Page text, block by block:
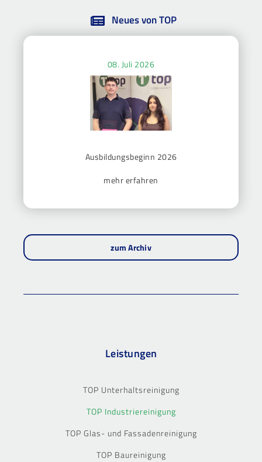
Neues von TOP
08. Juli 2026
Ausbildungsbeginn 2026
mehr erfahren
zum Archiv
Leistungen
TOP Unterhaltsreinigung
TOP Industriereinigung
TOP Glas- und Fassadenreinigung
TOP Baureinigung